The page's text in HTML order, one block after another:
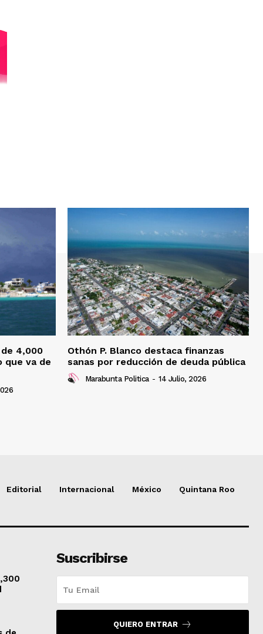
4,000
que va de
Othón P. Blanco destaca finanzas
sanas por reducción de deuda pública
Marabunta Politica - 14 Julio, 2026
Editorial Internacional México Quintana Roo
Suscribirse
QUIERO ENTRAR